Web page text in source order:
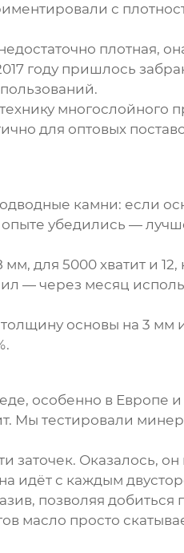
с
плотная,
году пришлось
многослойного
для оптовых
камни: если
убедились —
для 5000 хватит и 12,
— через месяц
основы на 3 мм
особенно в Европе
Мы тестировали
заточек. Оказалось, он
идёт с каждым
позволяя добиться
масло просто